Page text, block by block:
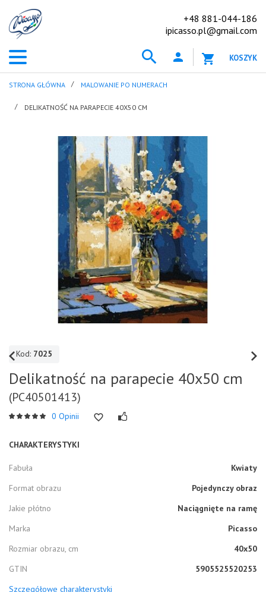
+48 881-044-186
ipicasso.pl@gmail.com
KOSZYK
STRONA GŁÓWNA MALOWANIE PO NUMERACH
DELIKATNOŚĆ NA PARAPECIE 40X50 CM
Kod: 7025
Delikatność na parapecie 40x50 cm
(PC40501413)
0 Opinii
CHARAKTERYSTYKI
Fabuła
Kwiaty
Format obrazu
Pojedynczy obraz
Jakie płótno
Naciągnięte na ramę
Marka
Picasso
Rozmiar obrazu, cm
40x50
GTIN
5905525520253
Szczegółowe charakterystyki